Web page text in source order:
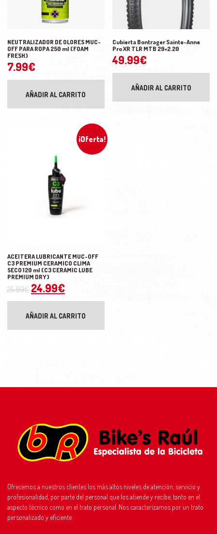
NEUTRALIZADOR DE OLORES MUC-
OFF PARA ROPA 250 ml (FOAM
FRESH)
7.99€
AÑADIR AL CARRITO
Cubierta Bontrager Sainte-Anne
Pro XR TLR MTB 29×2.20
49.99€
AÑADIR AL CARRITO
¡Oferta!
ACEITERA LUBRICANTE MUC-OFF
C3 PREMIUM CERAMICO CLIMA
SECO 120 ml (C3 CERAMIC LUBE
PREMIUM DRY)
25.99€ El precio original era: 25.99€.
24.99€
AÑADIR AL CARRITO
Ofrecemos a nuestros clientes los más altos niveles de atención, servicio y
profesionalidad, por parte del personal que los atiende y recibe, tanto en el
aspecto técnico como en el trato personal. Nos caracterizamos por un trato
personalizado y eficiente